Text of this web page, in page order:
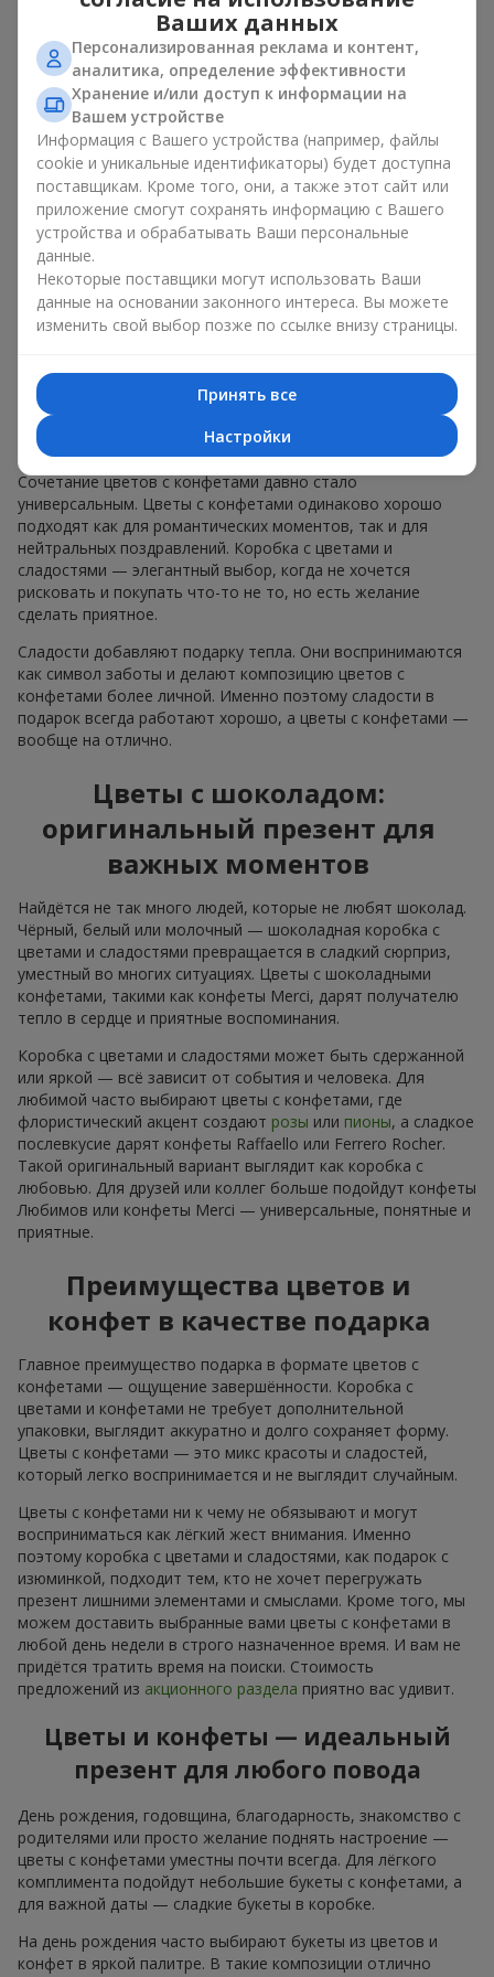
Длякорпоративного мероприятияподойдёт
премиальный подарок: здесь коробка с цветами и
сладостями дополняется изысканными каллами,
герберами
орхидеями
и элитными сладостями;
Нежные букеты изэустомы,тюльпановили
альстромериихорошо сочетаются с конфетами
Merci, поддерживая нежную подачу и лёгкое
настроение — какпоздравление с рождением
ребёнка или ко Дню всех влюблённых.
Мы поможем вам подобрать лучшее сочетание цветочного
микса и сладостей под ваш повод и оформим подарок —
цветы с конфетами — надлежащим образом.
Коробка с цветами и
сладостями — ваш лучший
выбор для подарка
Сочетание цветов с конфетами давно стало
универсальным. Цветы с конфетами одинаково хорошо
подходят как для романтических моментов, так и для
нейтральных поздравлений. Коробка с цветами и
сладостями — элегантный выбор, когда не хочется
рисковать и покупать что-то не то, но есть желание
сделать приятное.
Сладости добавляют подарку тепла. Они воспринимаются
как символ заботы и делают композицию цветов с
конфетами более личной. Именно поэтому сладости в
подарок всегда работают хорошо, а цветы с конфетами —
вообще на отлично.
Цветы с шоколадом:
оригинальный презент для
важных моментов
Найдётся не так много людей, которые не любят шоколад.
Чёрный, белый или молочный — шоколадная коробка с
цветами и сладостями превращается в сладкий сюрприз,
уместный во многих ситуациях. Цветы с шоколадными
конфетами, такими как конфеты Merci, дарят получателю
тепло в сердце и приятные воспоминания.
Коробка с цветами и сладостями может быть сдержанной
или яркой — всё зависит от события и человека. Для
любимой часто выбирают цветы с конфетами, где
флористический акцент создают розы или пионы, а сладкое
послевкусие дарят конфеты Raffaello или Ferrero Rocher.
Такой оригинальный вариант выглядит как коробка с
любовью. Для друзей или коллег больше подойдут конфеты
Любимов или конфеты Merci — универсальные, понятные и
приятные.
Преимущества цветов и
конфет в качестве подарка
Главное преимущество подарка в формате цветов с
конфетами — ощущение завершённости. Коробка с
цветами и конфетами не требует дополнительной
упаковки, выглядит аккуратно и долго сохраняет форму.
Цветы с конфетами — это микс красоты и сладостей,
который легко воспринимается и не выглядит случайным.
Цветы с конфетами ни к чему не обязывают и могут
восприниматься как лёгкий жест внимания. Именно
поэтому коробка с цветами и сладостями, как подарок с
изюминкой, подходит тем, кто не хочет перегружать
презент лишними элементами и смыслами. Кроме того, мы
можем доставить выбранные вами цветы с конфетами в
любой день недели в строго назначенное время. И вам не
придётся тратить время на поиски. Стоимость
предложений из акционного раздела приятно вас удивит.
Цветы и конфеты — идеальный
презент для любого повода
День рождения, годовщина, благодарность, знакомство с
родителями или просто желание поднять настроение —
цветы с конфетами уместны почти всегда. Для лёгкого
комплимента подойдут небольшие букеты с конфетами, а
для важной даты — сладкие букеты в коробке.
На день рождения часто выбирают букеты из цветов и
конфет в яркой палитре. В такие композиции отлично
Ваших данных
Персонализированная реклама и контент,
аналитика, определение эффективности
Хранение и/или доступ к информации на
Вашем устройстве
Информация с Вашего устройства (например, файлы
cookie и уникальные идентификаторы) будет доступна
поставщикам. Кроме того, они, а также этот сайт или
приложение смогут сохранять информацию с Вашего
устройства и обрабатывать Ваши персональные
данные.
Некоторые поставщики могут использовать Ваши
данные на основании законного интереса. Вы можете
изменить свой выбор позже по ссылке внизу страницы.
Принять все
Настройки